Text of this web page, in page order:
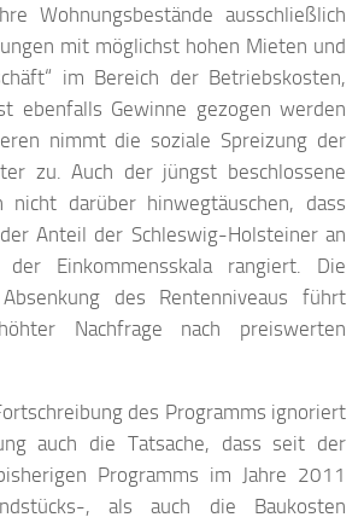
Wohnungsbestände ausschließlich
mit möglichst hohen Mieten und
im Bereich der Betriebskosten,
ebenfalls Gewinne gezogen werden
nimmt die soziale Spreizung der
zu. Auch der jüngst beschlossene
nicht darüber hinwegtäuschen, dass
Anteil der Schleswig-Holsteiner an
Einkommensskala rangiert. Die
des Rentenniveaus führt
Nachfrage nach preiswerten
des Programms ignoriert
auch die Tatsache, dass seit der
Programms im Jahre 2011
, als auch die Baukosten